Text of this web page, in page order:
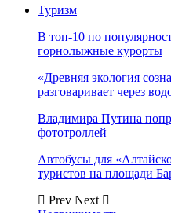
Туризм
В топ-10 по
горнолыжные курорты
«Древняя экология
разговаривает через
Владимира Путина
фототроллей
Автобусы для
туристов на площади
Prev Next